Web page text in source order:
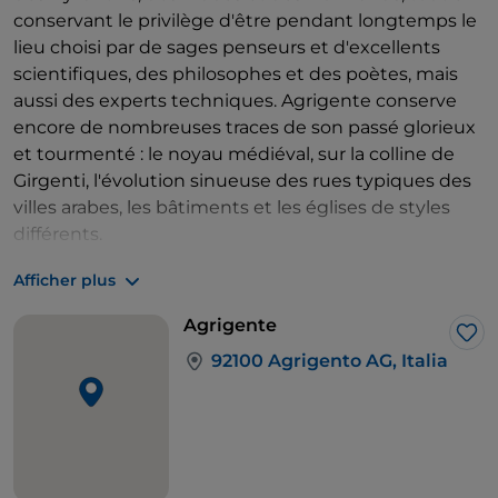
conservant le privilège d'être pendant longtemps le
lieu choisi par de sages penseurs et d'excellents
scientifiques, des philosophes et des poètes, mais
aussi des experts techniques. Agrigente conserve
encore de nombreuses traces de son passé glorieux
et tourmenté : le noyau médiéval, sur la colline de
Girgenti, l'évolution sinueuse des rues typiques des
villes arabes, les bâtiments et les églises de styles
différents.
d'elle-même une image surprenante et une double
âme. On le comprend en arrivant par la route côtière,
lorsque, haut sur la crête rocheuse qui arrête la
pente de la colline, apparaissent les temples, ceux de
l'ancienne ville grecque, ceux de lazone
Afficher plus
Agrigente
92100 Agrigento AG, Italia